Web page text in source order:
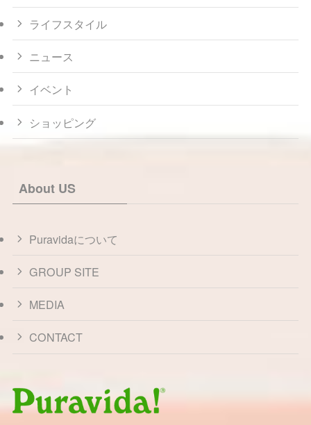
ライフスタイル
ニュース
イベント
ショッピング
About US
Puravidaについて
GROUP SITE
MEDIA
CONTACT